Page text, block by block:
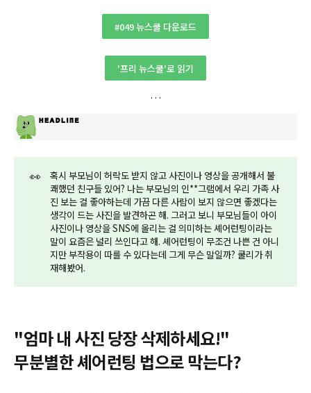
#049 뉴스쿨 다운로드
'프리 뉴스쿨'로 읽기
👀
혹시 부모님이 허락도 받지 않고 사진이나 영상을 공개해서 불
쾌했던 친구들 있어? 나는 부모님의 인**그램에서 우리 가족 사
진 보는 걸 좋아하는데 가끔 다른 사람이 보지 않으면 좋겠다는
생각이 드는 사진을 발견하곤 해. 그러고 보니 부모님들이 아이
사진이나 영상을 SNS에 올리는 걸 의미하는 셰어런팅이라는
말이 요즘은 널리 쓰인다고 해. 셰어런팅이 무조건 나쁜 건 아니
지만 부작용이 따를 수 있다는데 그게 무슨 말일까? 쿨리가 취
재해봤어.
"엄마 내 사진 당장 삭제하세요!"
무분별한 셰어런팅 법으로 막는다?